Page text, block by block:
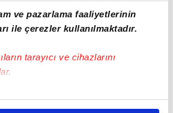
ve pazarlama faaliyetlerinin
ile çerezler kullanılmaktadır.
tarayıcı ve cihazlarını
halinde sizlere özel